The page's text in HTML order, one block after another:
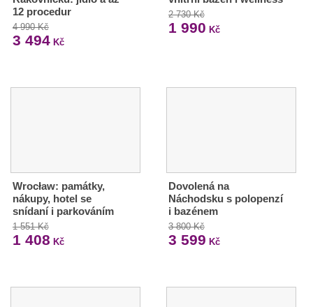
12 procedur
4 990 Kč
3 494 Kč
2 730 Kč
1 990 Kč
Wrocław: památky,
nákupy, hotel se
snídaní i parkováním
1 551 Kč
1 408 Kč
Dovolená na
Náchodsku s polopenzí
i bazénem
3 800 Kč
3 599 Kč